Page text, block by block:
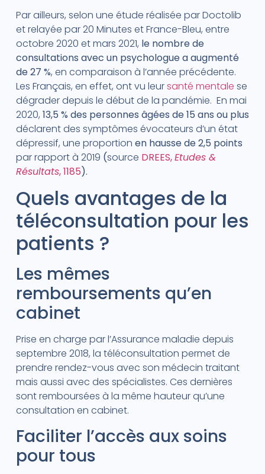
Par ailleurs, selon une étude réalisée par Doctolib
et relayée par 20 Minutes et France-Bleu, entre
octobre 2020 et mars 2021, le nombre de
consultations avec un psychologue a augmenté
de 27 %, en comparaison à l’année précédente.
Les Français, en effet, ont vu leursanté mentale se
dégrader depuis le début de la pandémie. En mai
2020, 13,5 % des personnes âgées de 15 ans ou plus
déclarent des symptômes évocateurs d’un état
dépressif, une proportion en hausse de 2,5 points
par rapport à 2019 (source DREES,Etudes &
Résultats, 1185).
Quels avantages de la
téléconsultation pour les
patients ?
Les mêmes
remboursements qu’en
cabinet
Prise en charge par l’Assurance maladie depuis
septembre 2018, la téléconsultation permet de
prendre rendez-vous avec son médecin traitant
mais aussi avec des spécialistes. Ces dernières
sont remboursées à la même hauteur qu’une
consultation en cabinet.
Faciliter l’accès aux soins
pour tous